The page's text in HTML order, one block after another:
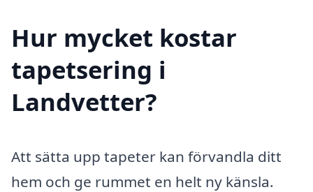
Hur mycket kostar
tapetsering i
Landvetter?
Att sätta upp tapeter kan förvandla ditt
hem och ge rummet en helt ny känsla.